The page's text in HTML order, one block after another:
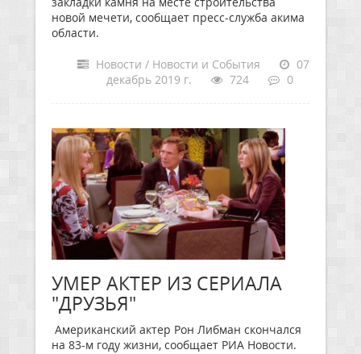
новой мечети, сообщает пресс-служба акима
области.
Новости / Новости и События
07
декабрь 2019 г.
724 0
УМЕР АКТЕР ИЗ СЕРИАЛА
"ДРУЗЬЯ"
Американский актер Рон Либман скончался
на 83-м году жизни, сообщает РИА Новости.